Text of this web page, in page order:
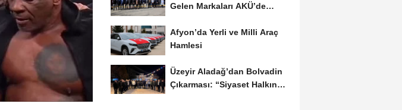
Gelen Markaları AKÜ’de
Afyon’da Yerli ve Milli Araç
Hamlesi
Üzeyir Aladağ’dan Bolvadin
Çıkarması: “Siyaset Halkın